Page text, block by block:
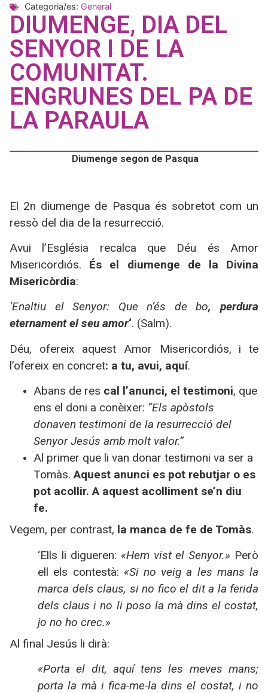
Categoria/es: General
DIUMENGE, DIA DEL
SENYOR I DE LA
COMUNITAT.
ENGRUNES DEL PA DE
LA PARAULA
Diumenge segon de Pasqua
El 2n diumenge de Pasqua és sobretot com un
ressò del dia de la resurrecció.
Avui l’Església recalca que Déu és Amor
Misericordiós. És el diumenge de la Divina
Misericòrdia:
‘Enaltiu el Senyor: Que n’és de bo, perdura
eternament el seu amor‘. (Salm).
Déu, ofereix aquest Amor Misericordiós, i te
l’ofereix en concret: a tu, avui, aquí.
Abans de res cal l’anunci, el testimoni, que
ens el doni a conèixer: “Els apòstols
donaven testimoni de la resurrecció del
Senyor Jesús amb molt valor.”
Al primer que li van donar testimoni va ser a
Tomàs.Aquest anunci es pot rebutjar o es
pot acollir. A aquest acolliment se’n diu
fe.
Vegem, per contrast, la manca de fe de Tomàs.
‘Ells li digueren: «Hem vist el Senyor.» Però
ell els contestà: «Si no veig a les mans la
marca dels claus, si no fico el dit a la ferida
dels claus i no li poso la mà dins el costat,
jo no ho crec.»
Al final Jesús li dirà:
«Porta el dit, aquí tens les meves mans;
porta la mà i fica-me-la dins el costat, i no